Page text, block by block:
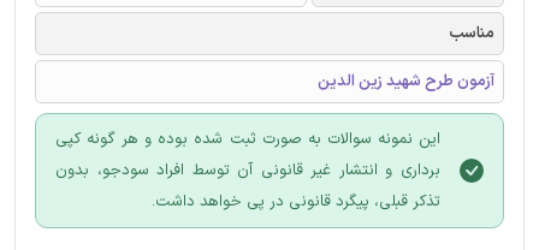
مناسب
آزمون طرح شهید زین الدین
این نمونه سوالات به صورت ثبت شده بوده و هر گونه کپی
برداری و انتشار غیر قانونی آن توسط افراد سودجو، بدون
تذکر قبلی، پیگرد قانونی در پی خواهد داشت.